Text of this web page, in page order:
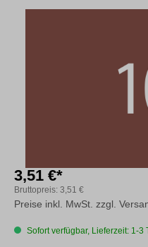
3,51 €*
Bruttopreis: 3,51 €
Preise inkl. MwSt. zzgl.
Sofort verfügbar, Lieferzeit: 1-3